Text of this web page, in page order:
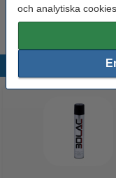
och analytiska